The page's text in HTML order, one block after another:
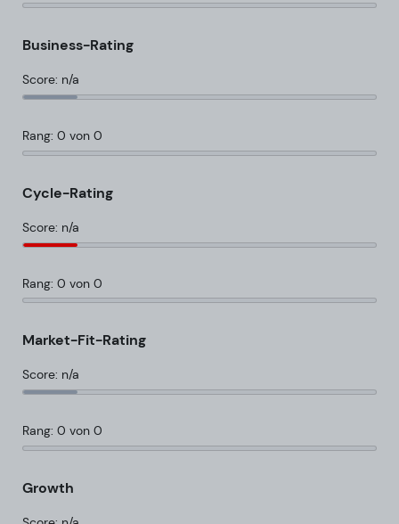
Business-Rating
Score: n/a
Rang: 0 von 0
Cycle-Rating
Score: n/a
Rang: 0 von 0
Market-Fit-Rating
Score: n/a
Rang: 0 von 0
Growth